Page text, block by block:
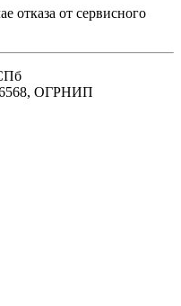
отказа от сервисного
ОГРНИП